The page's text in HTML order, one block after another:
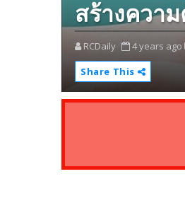
สร้างควา
RCDaily 4 years ago
Share This